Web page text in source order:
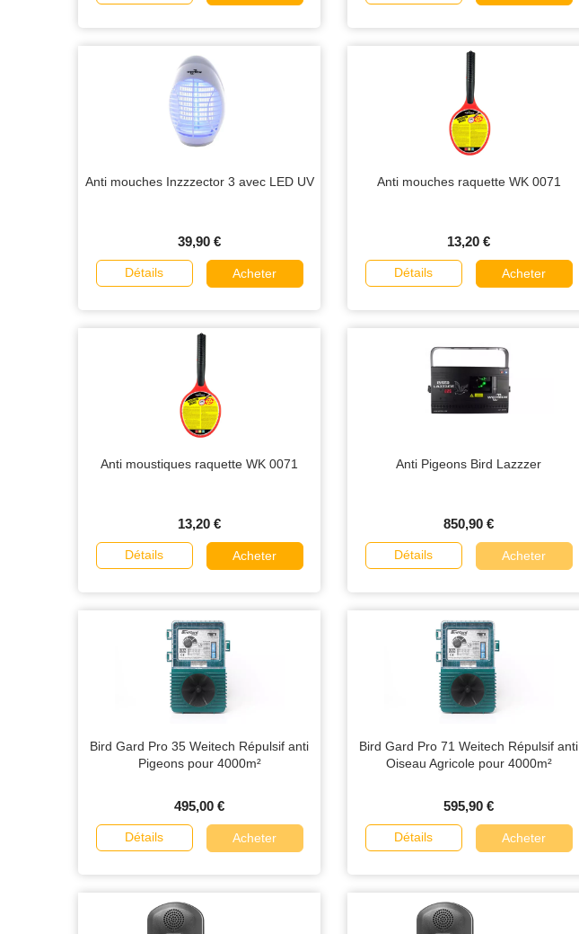
Anti mouches Inzzzector 3 avec LED UV
39,90 €
Détails Acheter
Anti mouches raquette WK 0071
13,20 €
Détails Acheter
Anti moustiques raquette WK 0071
13,20 €
Détails Acheter
Anti Pigeons Bird Lazzzer
850,90 €
Détails Acheter
Bird Gard Pro 35 Weitech Répulsif anti
Pigeons pour 4000m²
495,00 €
Détails Acheter
Bird Gard Pro 71 Weitech Répulsif anti
Oiseau Agricole pour 4000m²
595,90 €
Détails Acheter